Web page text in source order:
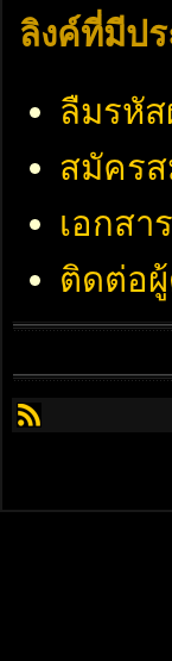
ลิงค์ที่มีป
ลืมรหั
สมัคร
เอกสา
ติดต่อ